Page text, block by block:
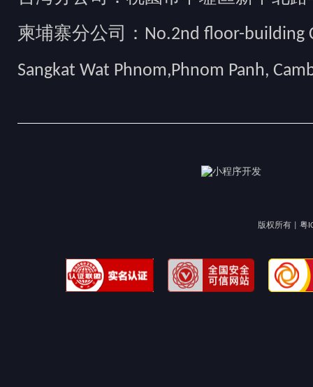
柬埔寨分公司：No.2nd floor-building
Sangkat Wat Phnom,Phnom Panh,
版权所有 | 粤